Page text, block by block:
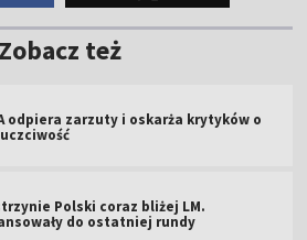
Zobacz też
odpiera zarzuty i oskarża krytyków o
Polski coraz bliżej LM.
do ostatniej rundy